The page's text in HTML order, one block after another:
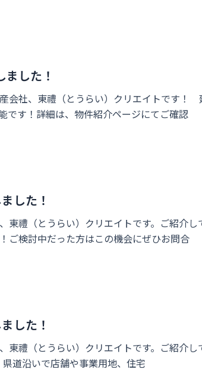
した！
会社、東禮（とうらい）クリエイトです
です！詳細は、物件紹介ページにてご確認
した！
東禮（とうらい）クリエイトです。ご紹介
ご検討中だった方はこの機会にぜひお問合
した！
東禮（とうらい）クリエイトです。ご紹
沿いで店舗や事業用地、住宅